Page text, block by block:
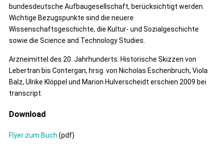
bundesdeutsche Aufbaugesellschaft, berücksichtigt werden.
Wichtige Bezugspunkte sind die neuere
Wissenschaftsgeschichte, die Kultur- und Sozialgeschichte
sowie die Science and Technology Studies.
Arzneimittel des 20. Jahrhunderts: Historische Skizzen von
Lebertran bis Contergan, hrsg. von Nicholas Eschenbruch, Viola
Balz, Ulrike Klöppel und Marion Hulverscheidt erschien 2009 bei
transcript.
Download
Flyer zum Buch (pdf)